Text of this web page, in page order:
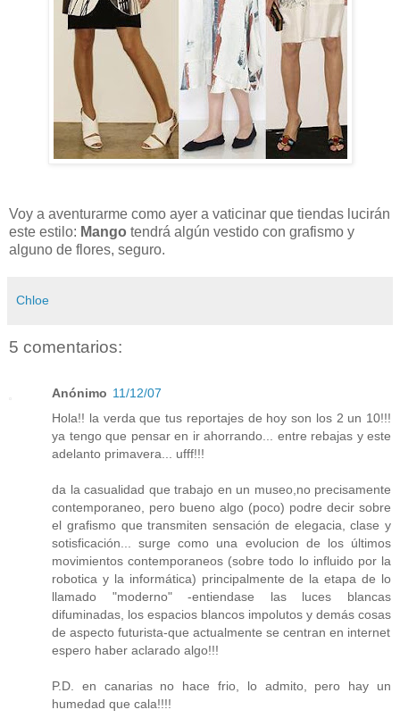
Voy a aventurarme como ayer a vaticinar que tiendas lucirán
este estilo: Mango tendrá algún vestido con grafismo y
alguno de flores, seguro.
Chloe
5 comentarios:
Anónimo 11/12/07
Hola!! la verda que tus reportajes de hoy son los 2 un 10!!!
ya tengo que pensar en ir ahorrando... entre rebajas y este
adelanto primavera... ufff!!!
da la casualidad que trabajo en un museo,no precisamente
contemporaneo, pero bueno algo (poco) podre decir sobre
el grafismo que transmiten sensación de elegacia, clase y
sotisficación... surge como una evolucion de los últimos
movimientos contemporaneos (sobre todo lo influido por la
robotica y la informática) principalmente de la etapa de lo
llamado "moderno" -entiendase las luces blancas
difuminadas, los espacios blancos impolutos y demás cosas
de aspecto futurista-que actualmente se centran en internet
espero haber aclarado algo!!!
P.D. en canarias no hace frio, lo admito, pero hay un
humedad que cala!!!!